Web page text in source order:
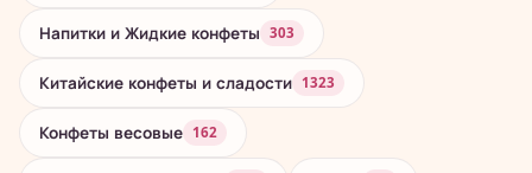
Напитки и Жидкие конфеты 303
Китайские конфеты и сладости 1323
Конфеты весовые 162